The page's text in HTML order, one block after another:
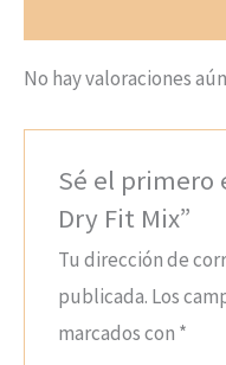
No hay valoraciones
Sé el primero
Dry Fit Mix”
Tu dirección de
publicada. Los
marcados con *